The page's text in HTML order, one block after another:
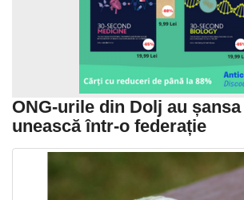
ONG-urile din Dolj au
unească într-o federație